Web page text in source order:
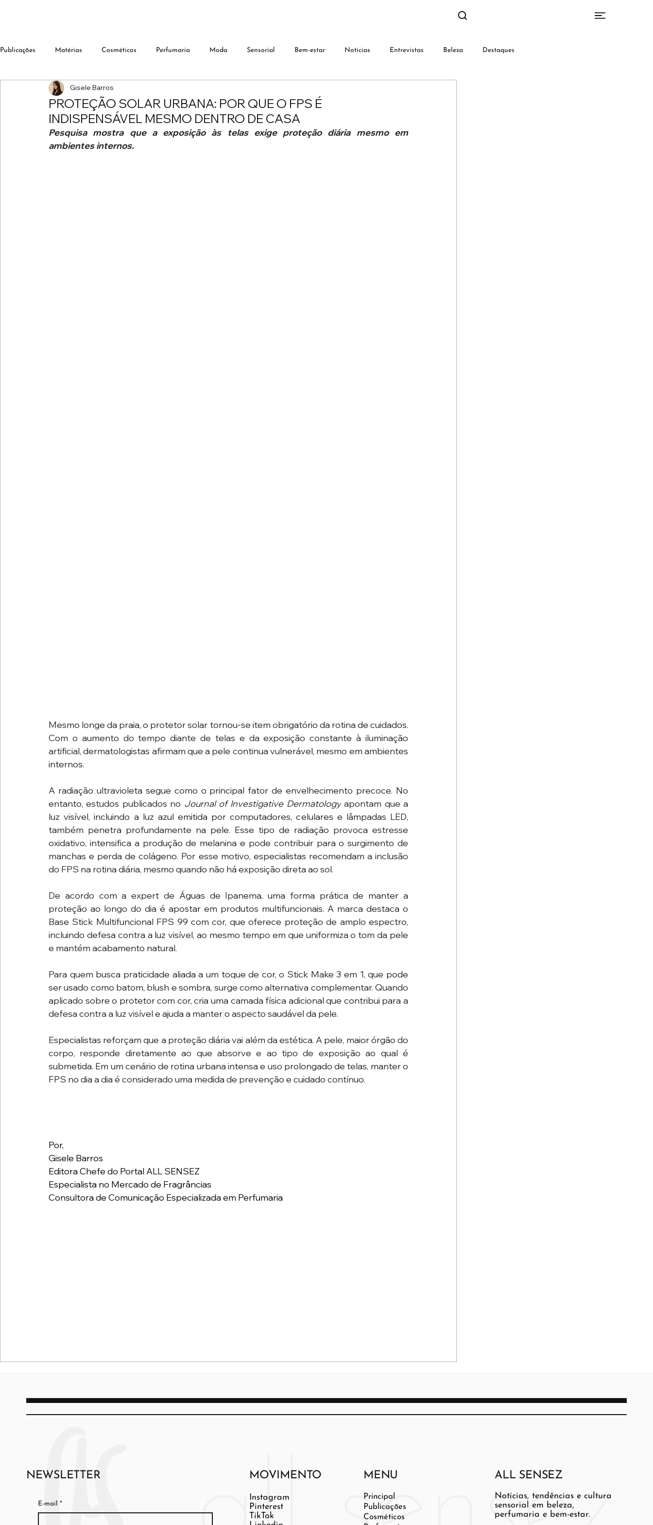
Publicações Matérias Cosméticos Perfumaria Moda Sensorial Bem-estar Notícias Entrevistas Beleza Destaques
PROTEÇÃO SOLAR URBANA: POR QUE O FPS É
INDISPENSÁVEL MESMO DENTRO DE CASA
Gisele Barros
Pesquisa mostra que a exposição às telas exige proteção diária mesmo em
ambientes internos.
Mesmo longe da praia, o protetor solar tornou-se item obrigatório da rotina de cuidados.
Com o aumento do tempo diante de telas e da exposição constante à iluminação
artificial, dermatologistas afirmam que a pele continua vulnerável, mesmo em ambientes
internos.
A radiação ultravioleta segue como o principal fator de envelhecimento precoce. No
entanto, estudos publicados no Journal of Investigative Dermatology apontam que a
luz visível, incluindo a luz azul emitida por computadores, celulares e lâmpadas LED,
também penetra profundamente na pele. Esse tipo de radiação provoca estresse
oxidativo, intensifica a produção de melanina e pode contribuir para o surgimento de
manchas e perda de colágeno. Por esse motivo, especialistas recomendam a inclusão
do FPS na rotina diária, mesmo quando não há exposição direta ao sol.
De acordo com a expert de Águas de Ipanema, uma forma prática de manter a
proteção ao longo do dia é apostar em produtos multifuncionais. A marca destaca o
Base Stick Multifuncional FPS 99 com cor, que oferece proteção de amplo espectro,
incluindo defesa contra a luz visível, ao mesmo tempo em que uniformiza o tom da pele
e mantém acabamento natural.
Para quem busca praticidade aliada a um toque de cor, o Stick Make 3 em 1, que pode
ser usado como batom, blush e sombra, surge como alternativa complementar. Quando
aplicado sobre o protetor com cor, cria uma camada física adicional que contribui para a
defesa contra a luz visível e ajuda a manter o aspecto saudável da pele.
Especialistas reforçam que a proteção diária vai além da estética. A pele, maior órgão do
corpo, responde diretamente ao que absorve e ao tipo de exposição ao qual é
submetida. Em um cenário de rotina urbana intensa e uso prolongado de telas, manter o
FPS no dia a dia é considerado uma medida de prevenção e cuidado contínuo.
Por,
Gisele Barros
Editora Chefe do Portal ALL SENSEZ
Especialista no Mercado de Fragrâncias
Consultora de Comunicação Especializada em Perfumaria
NEWSLETTER
E-mail *
MOVIMENTO
Instagram
Pinterest
TikTok
MENU
Principal
Publicações
Cosméticos
ALL SENSEZ
Notícias, tendências e cultura
sensorial em beleza,
perfumaria e bem-estar.